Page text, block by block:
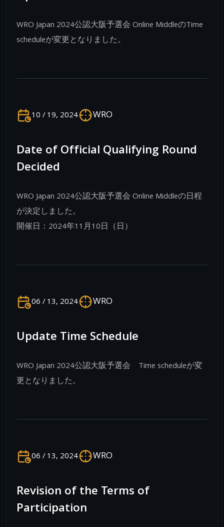
WRO Japan 2024公認大阪予選会 Online MiddleのTime
scheduleが変更となりました。
10 / 19, 2024 WRO
Date of Official Qualifying Round
Decided
WRO Japan 2024公認大阪予選会 Online Middleの日程
が決定しました。
開催日：2024年11月10日（日）
06 / 13, 2024 WRO
Update Time Schedule
WRO Japan 2024公認大阪予選会 Time scheduleが変
更となりました。
06 / 13, 2024 WRO
Revision of the Terms of
Participation